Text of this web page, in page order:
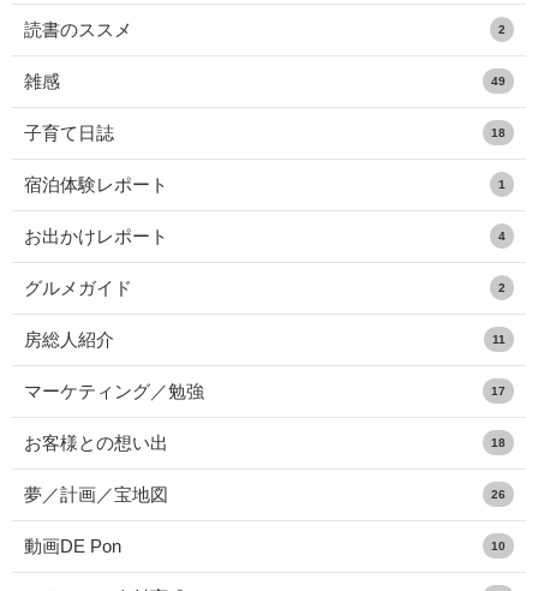
読書のススメ 2
雑感 49
子育て日誌 18
宿泊体験レポート 1
お出かけレポート 4
グルメガイド 2
房総人紹介 11
マーケティング／勉強 17
お客様との想い出 18
夢／計画／宝地図 26
動画DE Pon 10